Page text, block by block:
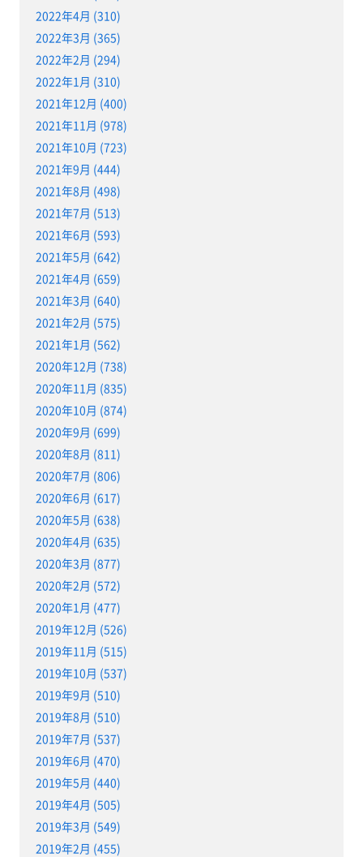
2022年4月 (310)
2022年3月 (365)
2022年2月 (294)
2022年1月 (310)
2021年12月 (400)
2021年11月 (978)
2021年10月 (723)
2021年9月 (444)
2021年8月 (498)
2021年7月 (513)
2021年6月 (593)
2021年5月 (642)
2021年4月 (659)
2021年3月 (640)
2021年2月 (575)
2021年1月 (562)
2020年12月 (738)
2020年11月 (835)
2020年10月 (874)
2020年9月 (699)
2020年8月 (811)
2020年7月 (806)
2020年6月 (617)
2020年5月 (638)
2020年4月 (635)
2020年3月 (877)
2020年2月 (572)
2020年1月 (477)
2019年12月 (526)
2019年11月 (515)
2019年10月 (537)
2019年9月 (510)
2019年8月 (510)
2019年7月 (537)
2019年6月 (470)
2019年5月 (440)
2019年4月 (505)
2019年3月 (549)
2019年2月 (455)